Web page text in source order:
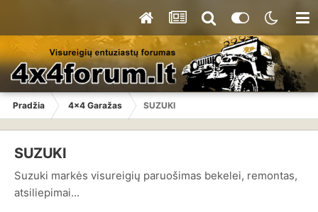
Pradžia 4x4 Garažas SUZUKI
SUZUKI
Suzuki markės visureigių paruošimas bekelei, remontas,
atsiliepimai...